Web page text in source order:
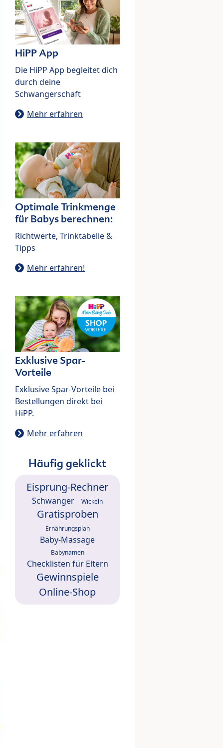
HiPP App
Die HiPP App begleitet dich
durch deine
Schwangerschaft
Mehr erfahren
Optimale Trinkmenge
für Babys berechnen:
Richtwerte, Trinktabelle &
Tipps
Mehr erfahren!
Exklusive Spar-
Vorteile
Exklusive Spar-Vorteile bei
Bestellungen direkt bei
HiPP.
Mehr erfahren
Häufig geklickt
Eisprung-Rechner
Schwanger Wickeln
Gratisproben
Ernährungsplan
Baby-Massage
Babynamen
Checklisten für Eltern
Gewinnspiele
Online-Shop